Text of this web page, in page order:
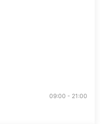
09:00 - 21:00